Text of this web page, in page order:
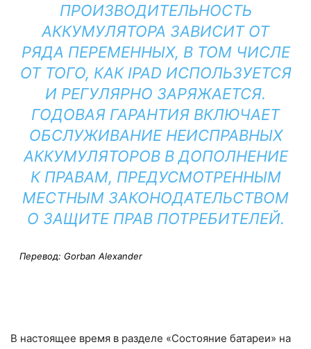
ПРОИЗВОДИТЕЛЬНОСТЬ
АККУМУЛЯТОРА ЗАВИСИТ ОТ
РЯДА ПЕРЕМЕННЫХ, В ТОМ ЧИСЛЕ
ОТ ТОГО, КАК IPAD ИСПОЛЬЗУЕТСЯ
И РЕГУЛЯРНО ЗАРЯЖАЕТСЯ.
ГОДОВАЯ ГАРАНТИЯ ВКЛЮЧАЕТ
ОБСЛУЖИВАНИЕ НЕИСПРАВНЫХ
АККУМУЛЯТОРОВ В ДОПОЛНЕНИЕ
К ПРАВАМ, ПРЕДУСМОТРЕННЫМ
МЕСТНЫМ ЗАКОНОДАТЕЛЬСТВОМ
О ЗАЩИТЕ ПРАВ ПОТРЕБИТЕЛЕЙ.
Перевод: Gorban Alexander
В настоящее время в разделе «Состояние батареи» на